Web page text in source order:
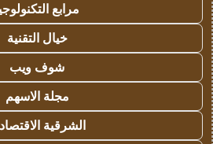
مرابع
خيال التقنية
شوف ويب
مجلة الاسهم
الشرقية